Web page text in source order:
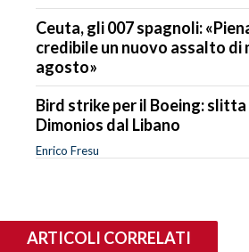
Ceuta, gli 007 spagnoli:
credibile un nuovo assalto di
agosto»
Bird strike per il Boeing:
Dimonios dal Libano
Enrico Fresu
ARTICOLI CORRELATI